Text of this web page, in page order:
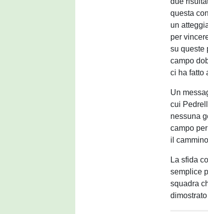
questa
un
per
su queste
campo
ci ha fatto
Un
cui
nessuna
campo
il
La sfida
semplice
squadra